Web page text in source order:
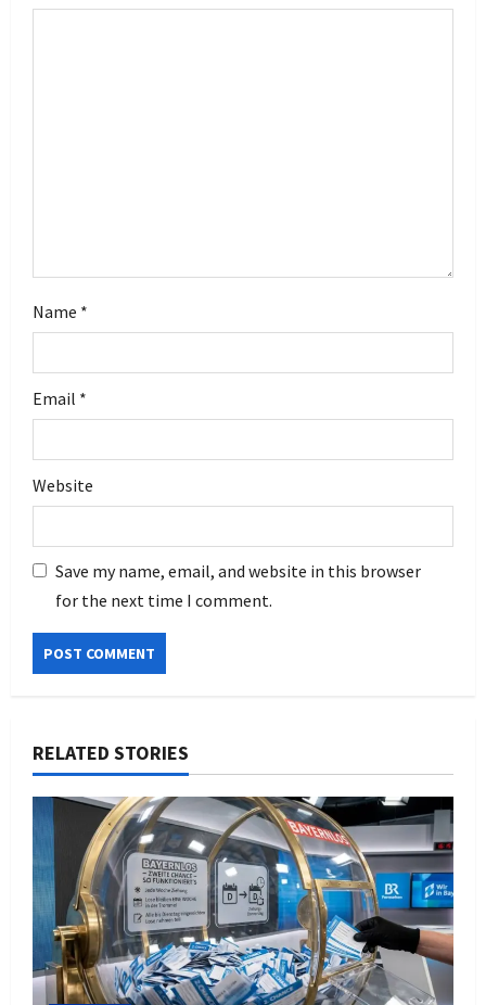
g
Name *
Email *
Website
Save my name, email, and website in this browser
for the next time I comment.
RELATED STORIES